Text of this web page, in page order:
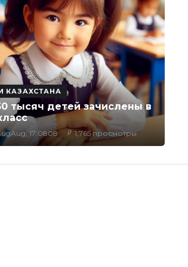
КАЗАХСТАНА
тысяч детей зачислены в
17:0808 1,765 просмотры